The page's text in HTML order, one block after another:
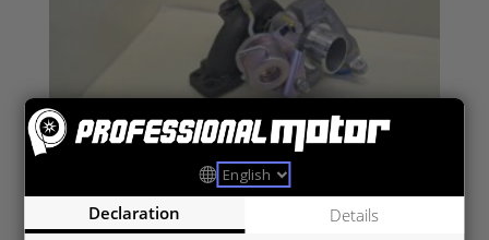
FO49173-07507 UUSI OEM
Ford/PSA 1,6 D
Declaration Details